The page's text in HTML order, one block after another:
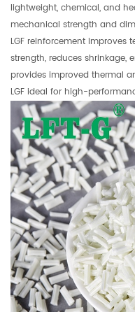
lightweight, chemical, and
mechanical strength and
LGF reinforcement improves
strength, reduces shrinkage,
provides improved thermal
LGF ideal for high-